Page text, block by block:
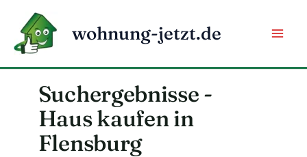
Inhalt
springen
wohnung-jetzt.de
Suchergebnisse -
Haus kaufen in
Flensburg